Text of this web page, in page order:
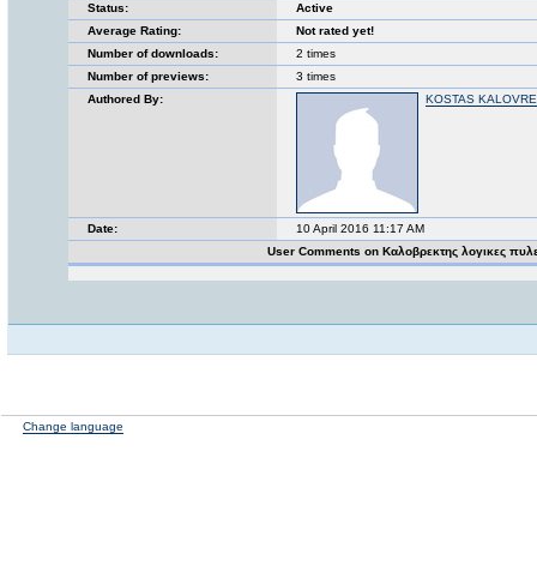
Status:
Active
Average Rating:
Not rated yet!
Number of downloads:
2 times
Number of previews:
3 times
Authored By:
KOSTAS
Date:
10 April 2016 11:17 AM
User Comments on Καλοβρεκτης λογικες
Change language